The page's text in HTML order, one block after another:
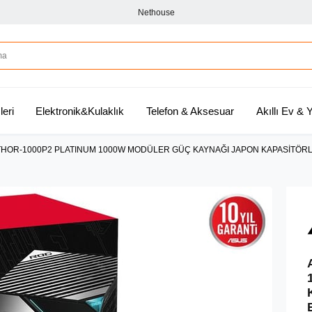
Nethouse
Elektronik&Kulaklık Telefon & Aksesuar Akıllı Ev &
1000P2 PLATINUM 1000W MODÜLER GÜÇ KAYNAĞI JAPON